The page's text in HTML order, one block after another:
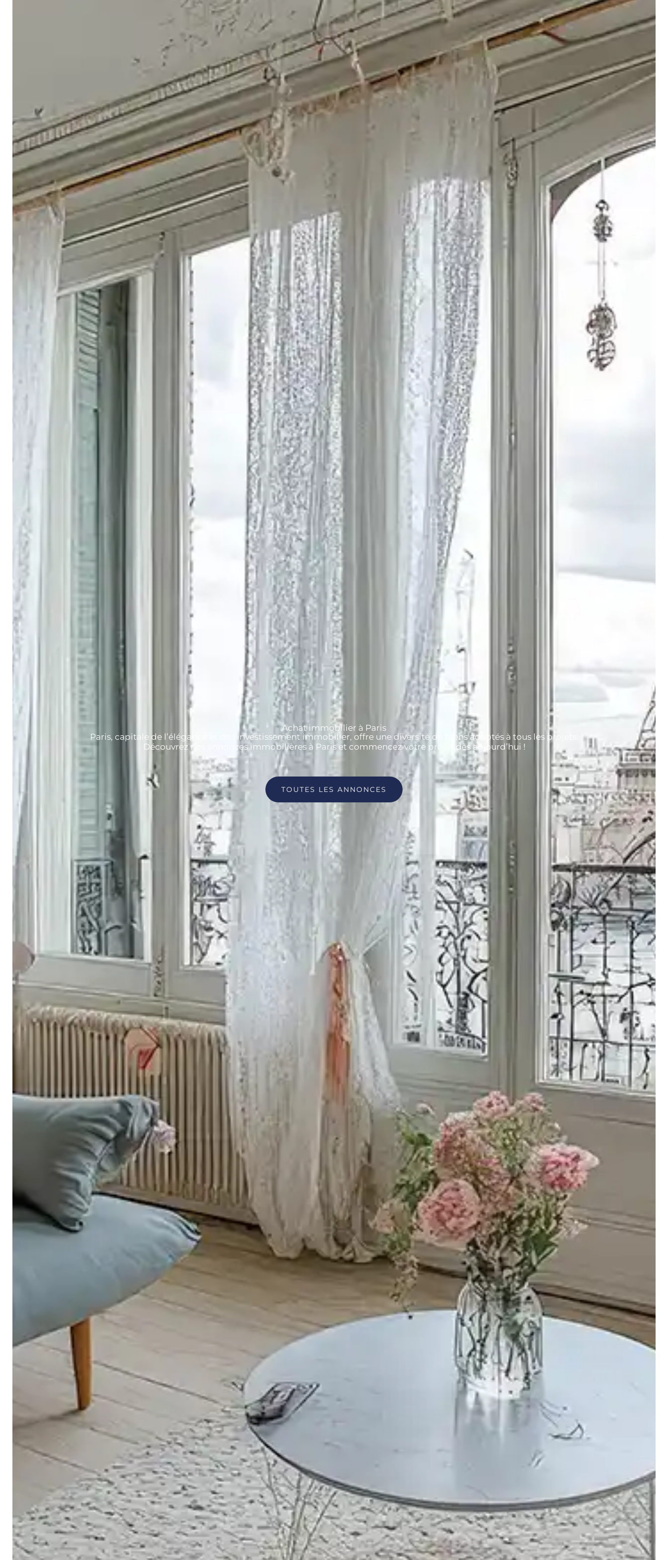
Achat immobilier à Paris
Paris, capitale de l’élégance et de l’investissement immobilier, offre une diversité de biens adaptés à tous les projets.
Découvrez nos annonces immobilières à Paris et commencez votre projet dès aujourd’hui !
TOUTES LES ANNONCES